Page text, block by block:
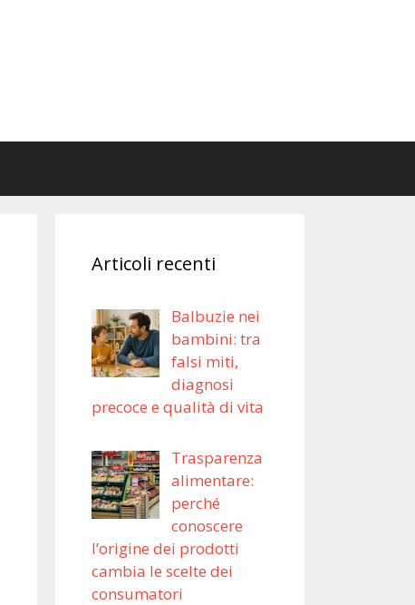
Articoli recenti
Balbuzie nei
bambini: tra
falsi miti,
diagnosi
precoce e qualità di vita
Trasparenza
alimentare:
perché
conoscere
l’origine dei prodotti
cambia le scelte dei
consumatori